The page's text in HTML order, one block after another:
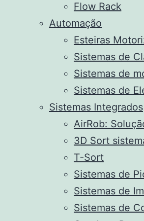
Flow Rack
Automação
Esteiras
Sistemas de
Sistemas de
Sistemas de
Sistemas Integrados
AirRob:
3D Sort
T-Sort
Sistemas de
Sistemas de
Sistemas de